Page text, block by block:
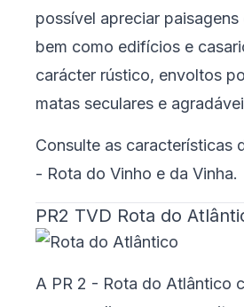
possível apreciar paisagens
bem como edifícios e
carácter rústico, envoltos
matas seculares e
Consulte as características
- Rota do Vinho e da Vinha.
PR2 TVD Rota do
A PR 2 - Rota do Atlântico